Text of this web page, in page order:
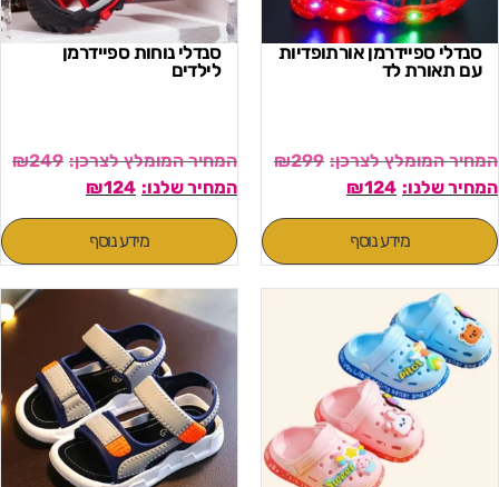
סנדלי ספיידרמן אורתופדיות
עם תאורת לד
₪299
₪124
מידע נוסף
סנדלי נוחות ספיידרמן
לילדים
₪249
₪124
מידע נוסף